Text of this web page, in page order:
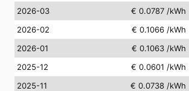
2026-03
€ 0.0787 /kWh
2026-02
€ 0.1066 /kWh
2026-01
€ 0.1063 /kWh
2025-12
€ 0.0601 /kWh
2025-11
€ 0.0738 /kWh